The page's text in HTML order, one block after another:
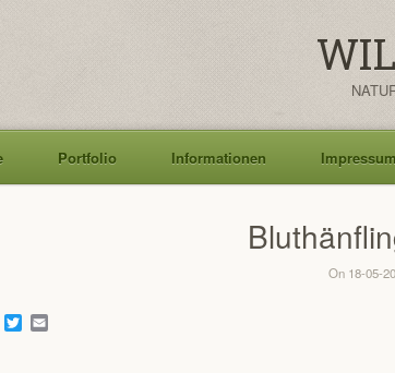
Portfolio Informationen Impressum
On 18-05-
TwitterEmail